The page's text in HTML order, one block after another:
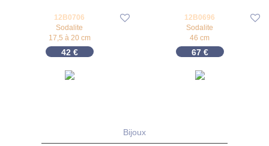
12B0706
Sodalite
17,5 à 20 cm
42 €
12B0696
Sodalite
46 cm
67 €
Bijoux